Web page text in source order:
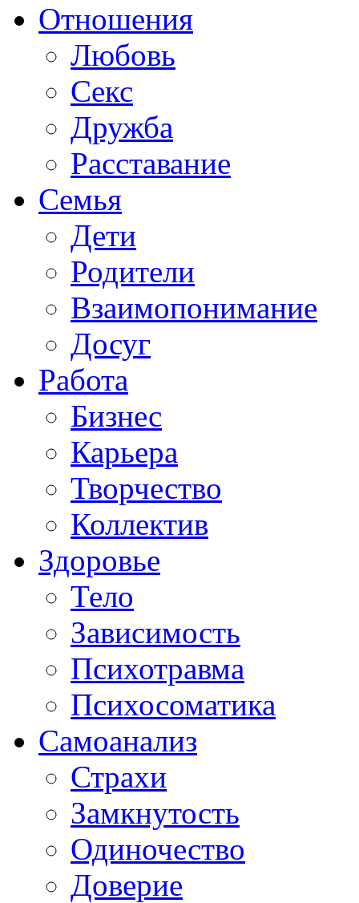
Отношения
Любовь
Секс
Дружба
Расставание
Семья
Дети
Родители
Взаимопонимание
Досуг
Работа
Бизнес
Карьера
Творчество
Коллектив
Здоровье
Тело
Зависимость
Психотравма
Психосоматика
Самоанализ
Страхи
Замкнутость
Одиночество
Доверие